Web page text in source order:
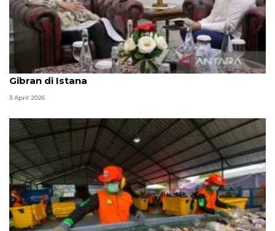
Seskab Teddy silaturahmi Idul Fitri ke Wapres
Gibran di Istana
3 April 2026